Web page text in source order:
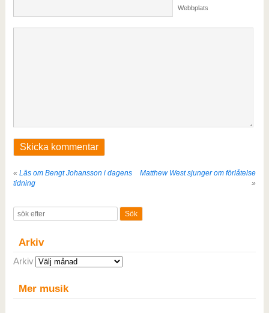
Webbplats
« Läs om Bengt Johansson i dagens
tidning
Matthew West sjunger om förlåtelse
»
Arkiv
Arkiv
Mer musik